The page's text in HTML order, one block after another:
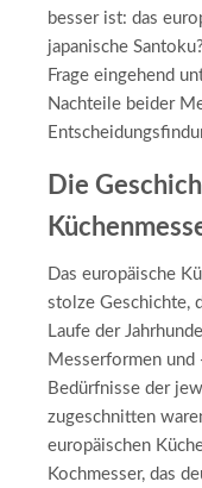
besser ist: das
japanische
Frage eingehend
Nachteile beider
Die
Das europäische
stolze Geschichte,
Laufe der
Messerformen
Bedürfnisse der
zugeschnitten
europäischen
Kochmesser, das